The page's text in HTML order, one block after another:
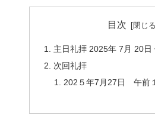
目次
主日礼拝 2025年 7月 20日
次回礼拝
202５年7月27日 午前